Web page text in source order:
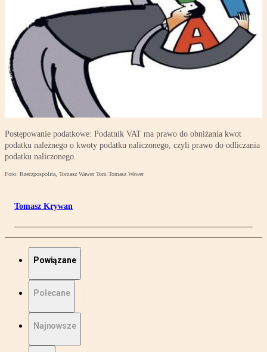
Postępowanie podatkowe: Podatnik VAT ma prawo do obniżania kwot
podatku należnego o kwoty podatku naliczonego, czyli prawo do odliczania
podatku naliczonego.
Foto: Rzeczpospolita, Tomasz Wawer Tom Tomasz Wawer
Tomasz Krywan
Powiązane
Polecane
Najnowsze